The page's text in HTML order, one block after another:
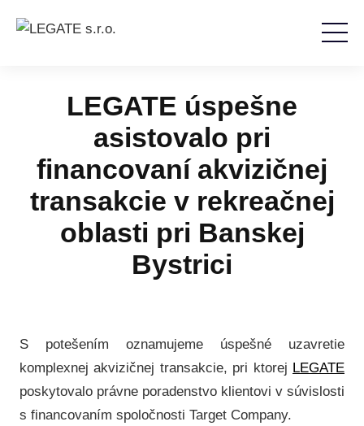
LEGATE úspešne
asistovalo pri
financovaní akvizičnej
transakcie v rekreačnej
oblasti pri Banskej
Bystrici
S potešením oznamujeme úspešné uzavretie
komplexnej akvizičnej transakcie, pri ktorej LEGATE
poskytovalo právne poradenstvo klientovi v súvislosti
s financovaním spoločnosti Target Company.